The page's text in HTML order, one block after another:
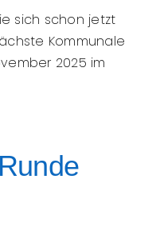
sich schon jetzt
Kommunale
2025 im